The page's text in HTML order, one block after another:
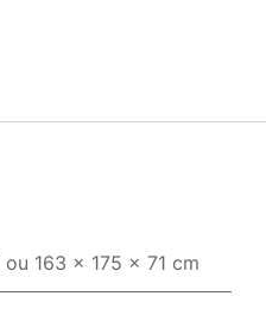
ou 163 x 175 x 71 cm